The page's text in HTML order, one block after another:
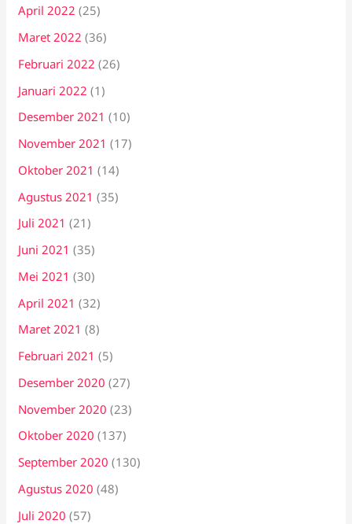
April 2022 (25)
Maret 2022 (36)
Februari 2022 (26)
Januari 2022 (1)
Desember 2021 (10)
November 2021 (17)
Oktober 2021 (14)
Agustus 2021 (35)
Juli 2021 (21)
Juni 2021 (35)
Mei 2021 (30)
April 2021 (32)
Maret 2021 (8)
Februari 2021 (5)
Desember 2020 (27)
November 2020 (23)
Oktober 2020 (137)
September 2020 (130)
Agustus 2020 (48)
Juli 2020 (57)